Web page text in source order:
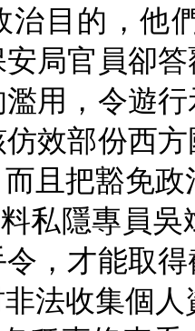
治目的，他
局官員卻
用，令遊
效部份西
且把豁免
私隱專員
，才能取
法收集個人